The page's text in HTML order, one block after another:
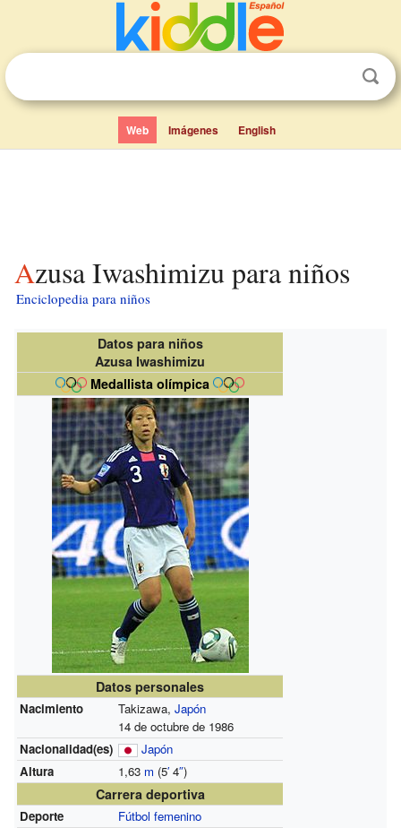
Web Imágenes English
Azusa Iwashimizu para niños
Enciclopedia para niños
Datos para niños
Azusa Iwashimizu
Medallista olímpica
Datos personales
Nacimiento Takizawa, Japón
14 de octubre de 1986
Nacionalidad(es)
Japón
Altura
1,63 m (5′4″)
Carrera deportiva
Deporte Fútbol femenino